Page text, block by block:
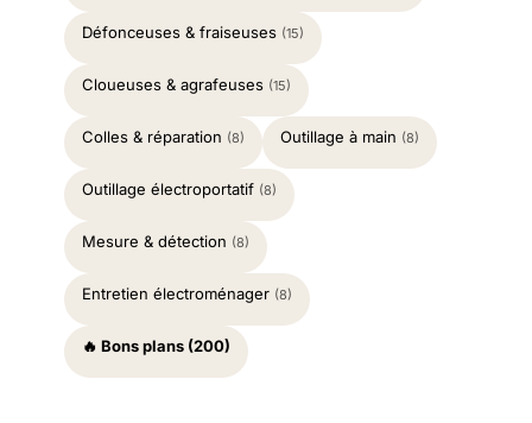
Défonceuses & fraiseuses (15)
Cloueuses & agrafeuses (15)
Colles & réparation (8) Outillage à main (8)
Outillage électroportatif (8)
Mesure & détection (8)
Entretien électroménager (8)
🔥 Bons plans (200)